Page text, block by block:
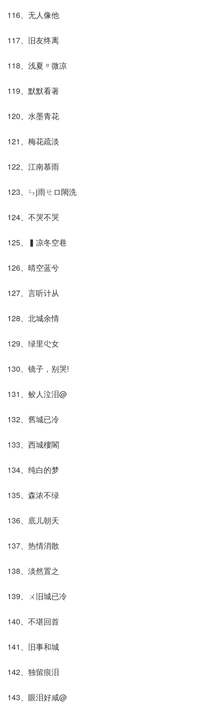
116、无人像他
117、旧友终离
118、浅夏〃微凉
119、默默看著
120、水墨青花
121、梅花疏淡
122、江南慕雨
123、ㄣj雨ㄝロ閖洗
124、不哭不哭
125、▍凉冬空巷
126、晴空蓝兮
127、言听计从
128、北城余情
129、绿里尐女
130、镜子，别哭!
131、鲛人泣泪@
132、舊城已冷
133、西城樓閣
134、纯白的梦
135、森浓不绿
136、底儿朝天
137、热情消散
138、淡然置之
139、ㄨ旧城已冷
140、不堪回首
141、旧事和城
142、独留痕泪
143、眼泪好咸@